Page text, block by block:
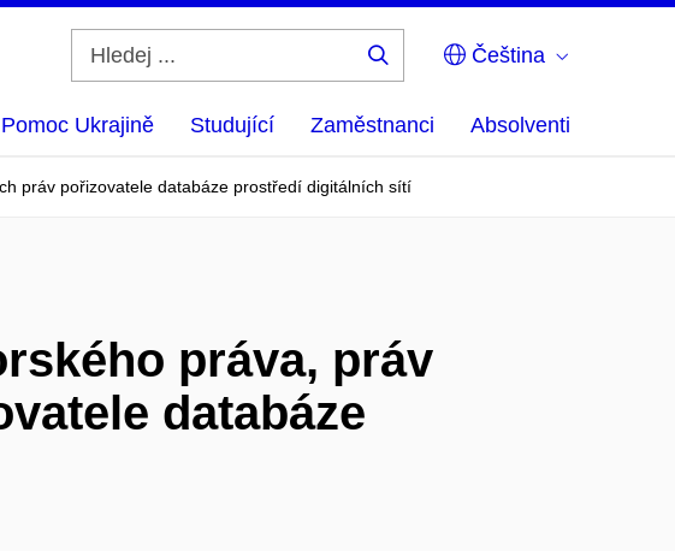
Čeština
Pomoc Ukrajině Studující Zaměstnanci Absolventi
práv pořizovatele databáze prostředí digitálních sítí
práva, práv
databáze